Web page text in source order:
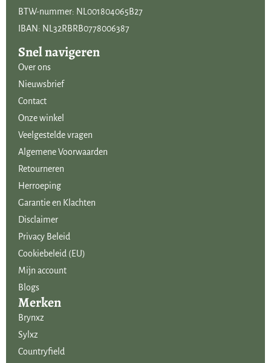
BTW-nummer: NL001804065B27
IBAN: NL32RBRB0778006387
Snel navigeren
Over ons
Nieuwsbrief
Contact
Onze winkel
Veelgestelde vragen
Algemene Voorwaarden
Retourneren
Herroeping
Garantie en Klachten
Disclaimer
Privacy Beleid
Cookiebeleid (EU)
Mijn account
Blogs
Merken
Brynxz
Sylxz
Countryfield